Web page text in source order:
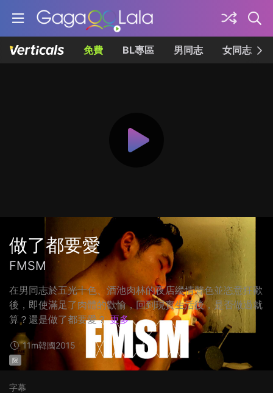
免費 BL專區 男同志 女同志
做了都要愛
FMSM
在男同志於五光十色、酒池肉林的夜店縱情聲色並恣意狂歡
後，即使滿足了肉體的歡愉，回到現實生活後，是否做過就
算？還是做了都要愛？ 更多
11m韓國2015
限
字幕